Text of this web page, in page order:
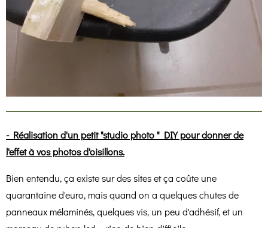
- Réalisation d'un petit "studio photo " DIY pour donner de
l'effet à vos photos d'oisillons.
Bien entendu, ça existe sur des sites et ça coûte une
quarantaine d'euro, mais quand on a quelques chutes de
panneaux mélaminés, quelques vis, un peu d'adhésif, et un